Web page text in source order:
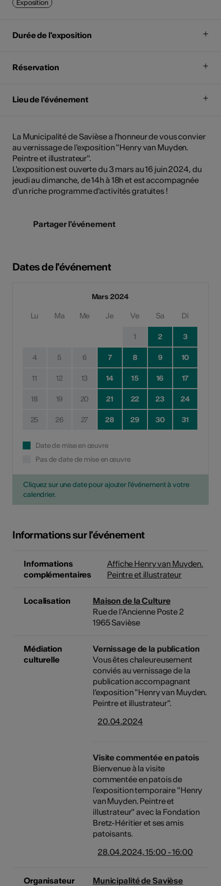
Exposition
Durée de l'exposition
Réservation
Lieu de l'événement
La Municipalité de Savièse a l'honneur de vous convier
au vernissage de l'exposition "Henry van Muyden.
Peintre et illustrateur".
L'exposition est ouverte du 3 mars au 16 juin 2024, du
jeudi au dimanche, de 14h à 18h et est accompagnée
d'un riche programme d'activités gratuites !
Partager l'événement
Dates de l'événement
Mars 2024
Lu Ma Me Je Ve Sa Di
1 2 3
4 5 6 7 8 9 10
11 12 13 14 15 16 17
18 19 20 21 22 23 24
25 26 27 28 29 30 31
Date de mise en œuvre
Pas de date de mise en œuvre
Cliquez sur une date pour ajouter l'événement à votre
calendrier.
Informations sur l'événement
Informations
complémentaires
Affiche Henry van Muyden.
Peintre et illustrateur
Localisation
Maison de la Culture
Rue de l'Ancienne Poste 2
1965 Savièse
Médiation
culturelle
Vernissage de la publication
Vous êtes chaleureusement
conviés au vernissage de la
publication accompagnant
l'exposition "Henry van Muyden.
Peintre et illustrateur".
20.04.2024
Visite commentée en patois
Bienvenue à la visite
commentée en patois de
l'exposition temporaire "Henry
van Muyden. Peintre et
illustrateur" avec la Fondation
Bretz-Héritier et ses amis
patoisants.
28.04.2024, 15:00 - 16:00
Organisateur Municipalité de Savièse